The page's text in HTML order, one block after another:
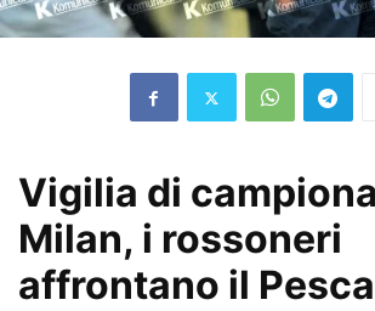
Vigilia di
Milan, i rossoneri
affrontano il